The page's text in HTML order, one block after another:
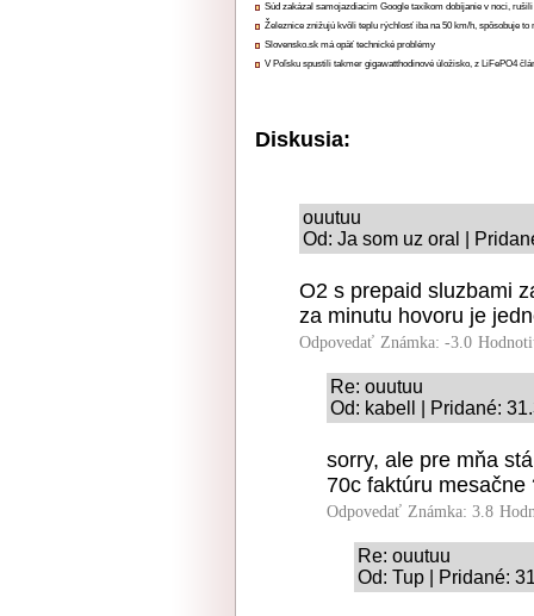
Súd zakázal samojazdiacim Google taxíkom dobíjanie v noci,
Železnice znižujú kvôli teplu rýchlosť iba na 50 km/h, spôsobuje to
Slovensko.sk má opäť technické problémy
V Poľsku spustili takmer gigawatthodinové úložisko, z LiFePO4
Diskusia:
ouutuu
Od: Ja som uz oral |
O2 s prepaid sluzbami
za minutu hovoru je
Odpovedať Známka: -3.0
Re: ouutuu
Od: kabell | Pridané:
sorry, ale pre mňa
70c faktúru mesačne
Odpovedať Známka: 3.8
Re: ouutuu
Od: Tup | Pridané: